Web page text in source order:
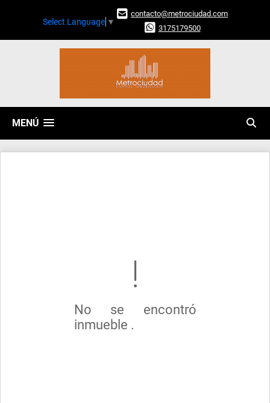
Select Language ▼
contacto@metrociudad.com
3175179500
MENÚ
No se encontró
inmueble .